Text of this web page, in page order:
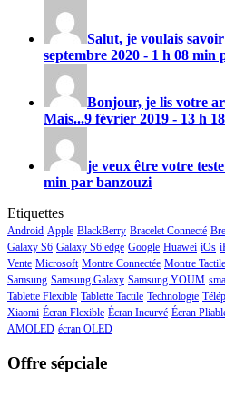
Salut, je voulais
septembre 2020 - 1 h 08 min
Bonjour, je lis votre
Mais...9 février 2019 - 13 h
je veux être votre
min par banzouzi
Etiquettes
Android Apple BlackBerry Bracelet Connecté
Galaxy S6 Galaxy S6 edge Google Huawei iOs
Vente Microsoft Montre Connectée Montre Tactile
Samsung Samsung Galaxy Samsung YOUM
Tablette Flexible Tablette Tactile Technologie
Xiaomi Écran Flexible Écran Incurvé Écran
AMOLED écran OLED
Offre sépciale